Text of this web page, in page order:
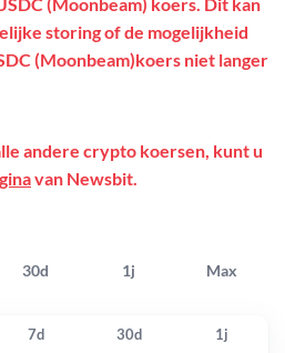
30d 1j Max
storing of de mogelijkheid
(Moonbeam)koers niet langer
andere crypto koersen, kunt u
van Newsbit.
7d 30d 1j